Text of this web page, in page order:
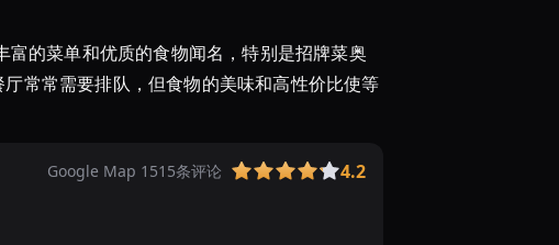
的菜单和优质的食物闻名，特别是招牌菜奥
常常需要排队，但食物的美味和高性价比使等
Google Map 1515条评论 4.2